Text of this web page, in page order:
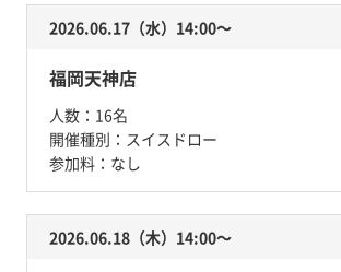
2026.06.17（水）14:00〜
福岡天神店
人数： 16名
開催種別： スイスドロー
参加料： なし
2026.06.18（木）14:00〜